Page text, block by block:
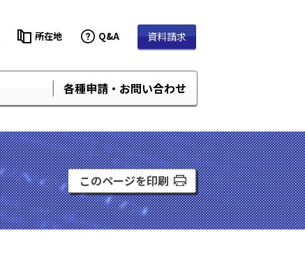
所在地 Q&A 資料請求
各種申請・お問い合わせ
このページを印刷